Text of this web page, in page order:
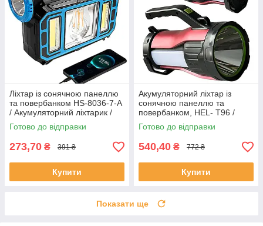
Ліхтар із сонячною панеллю
та повербанком HS-8036-7-A
/ Акумуляторний ліхтарик /
Кемпінговий ліхтар
Готово до відправки
273,70 ₴ 391 ₴
Купити
Акумуляторний ліхтар із
сонячною панеллю та
повербанком, HEL- T96 /
Переносний ліхтар для
кемпінгу
Готово до відправки
540,40 ₴ 772 ₴
Купити
Показати ще